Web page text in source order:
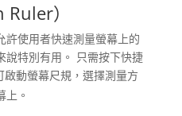
）
許使用者快速測量螢幕上的
說特別有用。 只需按下快捷
啟動螢幕尺規，選擇測量方
上。